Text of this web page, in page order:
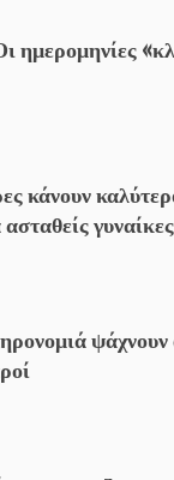
ημερομηνίες
κάνουν
γυναίκες
ψάχνουν